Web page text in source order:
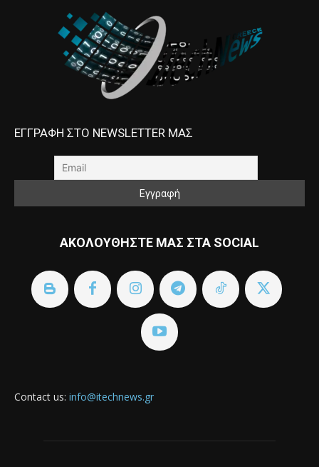
ΕΓΓΡΑΦΗ ΣΤΟ NEWSLETTER ΜΑΣ
ΑΚΟΛΟΥΘΗΣΤΕ ΜΑΣ ΣΤΑ SOCIAL
Contact us: info@itechnews.gr